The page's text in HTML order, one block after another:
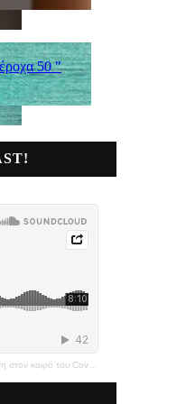
καιρό του Covid-19